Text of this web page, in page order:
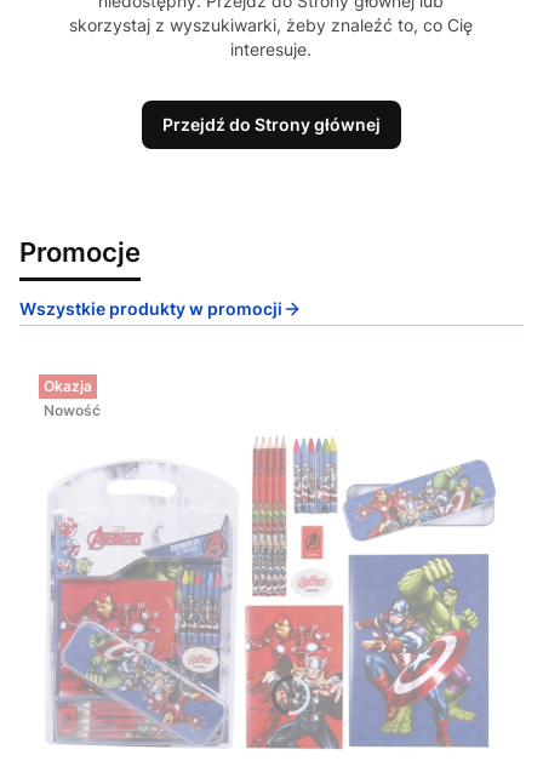
skorzystaj z wyszukiwarki, żeby znaleźć to, co Cię
interesuje.
Przejdź do Strony głównej
Promocje
Wszystkie produkty w promocji
Okazja
Nowość